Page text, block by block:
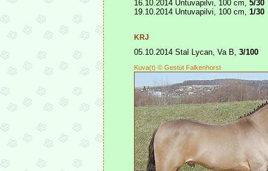
16.10.2014 Untuvapilvi, 100 cm, 5/30
19.10.2014 Untuvapilvi, 100 cm, 1/30
KRJ
05.10.2014 Stal Lycan, Va B, 3/100
Kuva(t) © Gestüt Falkenhorst